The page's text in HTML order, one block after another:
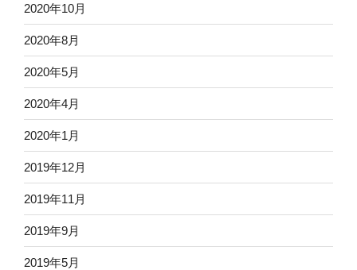
2020年10月
2020年8月
2020年5月
2020年4月
2020年1月
2019年12月
2019年11月
2019年9月
2019年5月